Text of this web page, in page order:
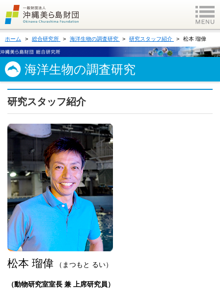
ホーム 総合研究所 海洋生物の調査研究 研究スタッフ紹介 松本 瑠偉
海洋生物の調査研究
研究スタッフ紹介
松本 瑠偉 （まつもと るい）
（動物研究室室長 兼 上席研究員）